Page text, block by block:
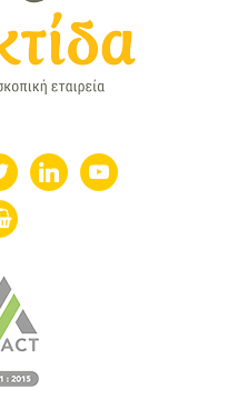
linkedin youtube